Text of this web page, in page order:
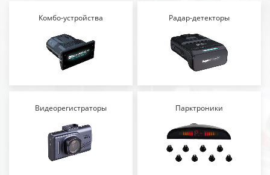
Комбо-устройства Радар-детекторы
Видеорегистраторы Парктроники